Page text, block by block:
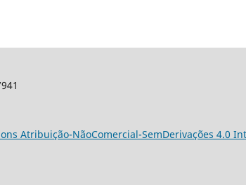
Atribuição-NãoComercial-SemDerivações 4.0